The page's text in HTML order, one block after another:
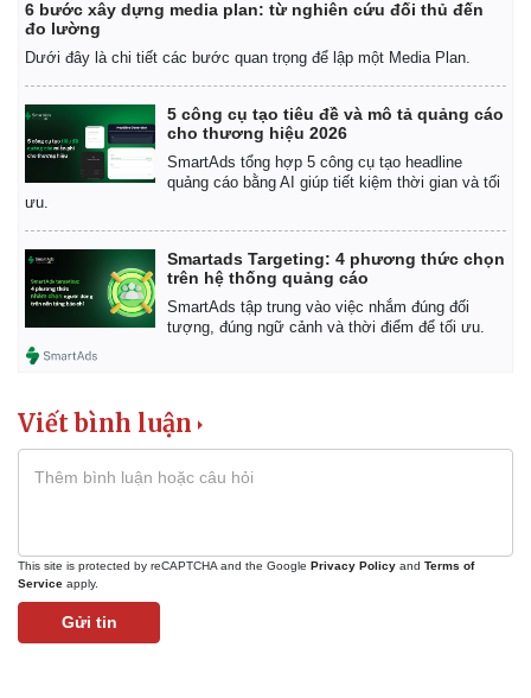
6 bước xây dựng media plan: từ nghiên cứu đối thủ đến
đo lường
Dưới đây là chi tiết các bước quan trọng để lập một Media Plan.
5 công cụ tạo tiêu đề và mô tả quảng cáo
cho thương hiệu 2026
SmartAds tổng hợp 5 công cụ tạo headline
quảng cáo bằng AI giúp tiết kiệm thời gian và tối
ưu.
Smartads Targeting: 4 phương thức chọn
trên hệ thống quảng cáo
SmartAds tập trung vào việc nhắm đúng đối
tượng, đúng ngữ cảnh và thời điểm để tối ưu.
Viết bình luận
This site is protected by reCAPTCHA and the Google Privacy Policy and Terms of
Service apply.
Gửi tin